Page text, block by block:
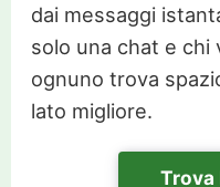
dai messaggi
solo una chat e chi
ognuno trova
lato migliore.
Trova